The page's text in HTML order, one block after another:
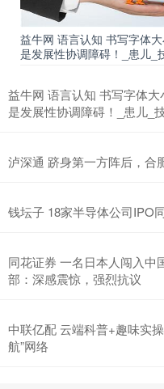
益牛网 语言认知 书写字体
是发展性协调障碍！_患儿_
益牛网 语言认知 书写字体
是发展性协调障碍！_患儿_
泸深通 跻身第一方阵后，合
钱坛子 18家半导体公司IPO
同花证券 一名日本人闯入中
部：深感震惊，强烈抗议
中联亿配 云端科普+趣味实
航”网络